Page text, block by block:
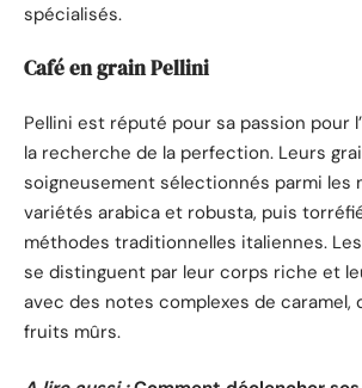
spécialisés.
Café en grain Pellini
Pellini est réputé pour sa passion pour
la recherche de la perfection. Leurs
soigneusement sélectionnés parmi les
variétés arabica et robusta, puis
méthodes traditionnelles italiennes.
se distinguent par leur corps riche et
avec des notes complexes de caramel,
fruits mûrs.